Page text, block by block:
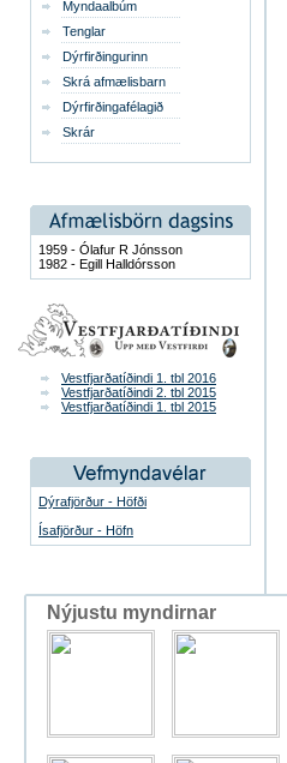
Myndaalbúm
Tenglar
Dýrfirðingurinn
Skrá afmælisbarn
Dýrfirðingafélagið
Skrár
1959 - Ólafur R Jónsson
1982 - Egill Halldórsson
Vestfjarðatíðindi 1. tbl 2016
Vestfjarðatíðindi 2. tbl 2015
Vestfjarðatíðindi 1. tbl 2015
Dýrafjörður - Höfði
Ísafjörður - Höfn
Nýjustu myndirnar